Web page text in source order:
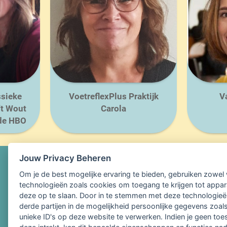
Wout
HBO
VoetreflexPlus Praktijk
Carola
Jouw Privacy Beheren
Om je de best mogelijke ervaring te bieden, gebruiken
technologieën zoals cookies om toegang te krijgen tot
deze op te slaan. Door in te stemmen met deze
derde partijen in de mogelijkheid persoonlijke gegevens
unieke ID's op deze website te verwerken. Indien je geen